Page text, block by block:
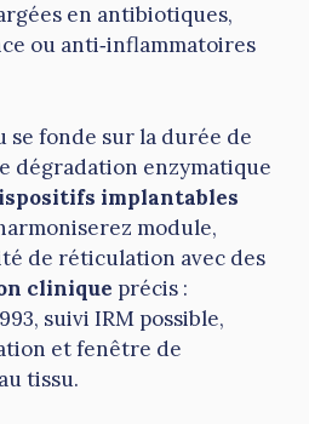
en antibiotiques,
ou anti‑inflammatoires
se fonde sur la durée de
dégradation enzymatique
implantables
module,
de réticulation avec des
clinique précis :
suivi IRM possible,
et fenêtre de
tissu.